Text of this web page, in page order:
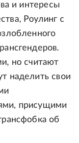
и интересы
Роулинг с
но считают
наделить свои
присущими
об